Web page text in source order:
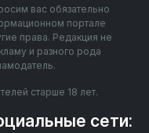
вас обязательно
портале
права. Редакция не
и разного рода
старше 18 лет.
сети: